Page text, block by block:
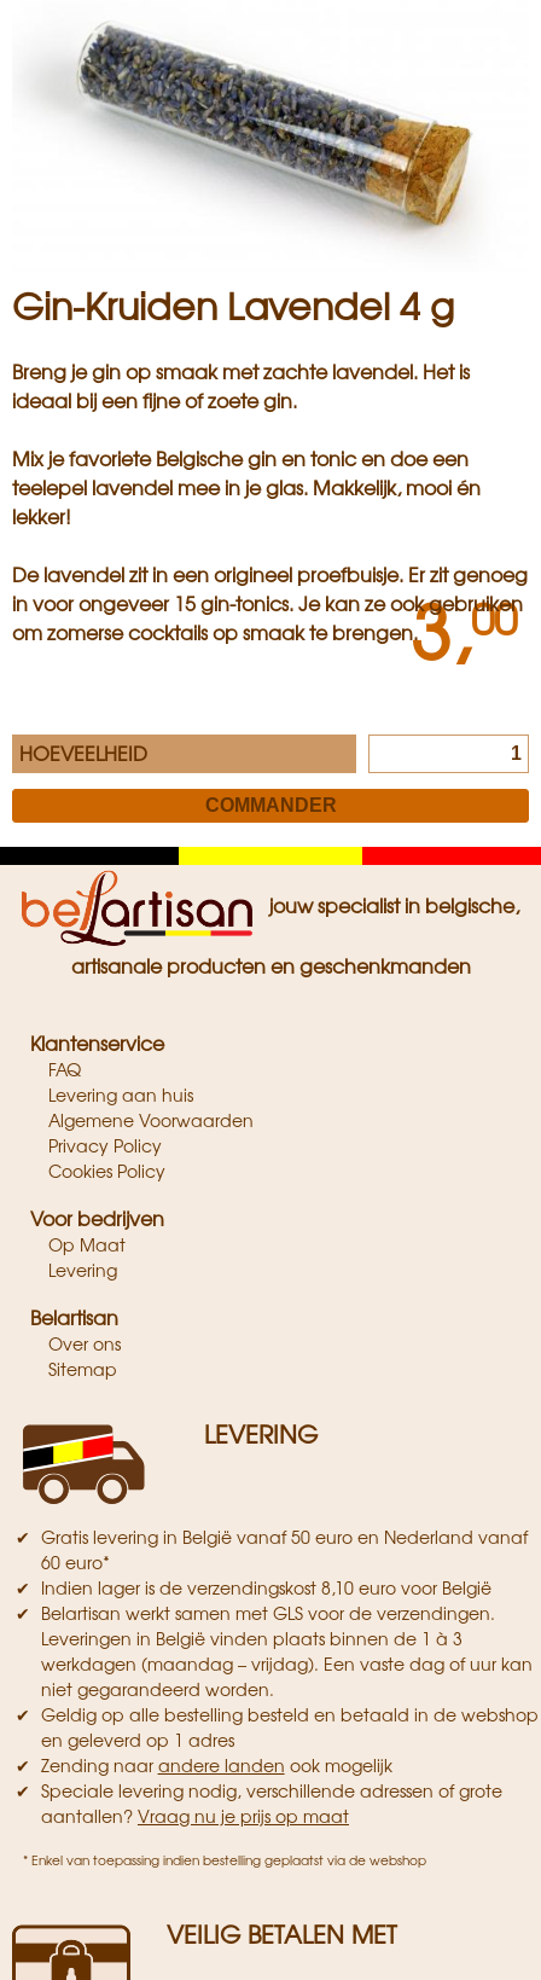
Gin-Kruiden Lavendel 4 g
Breng je gin op smaak met zachte lavendel. Het is
ideaal bij een fijne of zoete gin.
Mix je favoriete Belgische gin en tonic en doe een
teelepel lavendel mee in je glas. Makkelijk, mooi én
lekker!
De lavendel zit in een origineel proefbuisje. Er zit genoeg
in voor ongeveer 15 gin-tonics. Je kan ze ook gebruiken
om zomerse cocktails op smaak te brengen.
HOEVEELHEID
3,00
jouw specialist in belgische,
artisanale producten en geschenkmanden
Klantenservice
FAQ
Levering aan huis
Algemene Voorwaarden
Privacy Policy
Cookies Policy
Voor bedrijven
Op Maat
Levering
Belartisan
Over ons
Sitemap
LEVERING
Gratis levering in België vanaf 50 euro en Nederland vanaf
60 euro*
Indien lager is de verzendingskost 8,10 euro voor België
Belartisan werkt samen met GLS voor de verzendingen.
Leveringen in België vinden plaats binnen de 1 à 3
werkdagen (maandag – vrijdag). Een vaste dag of uur kan
niet gegarandeerd worden.
Geldig op alle bestelling besteld en betaald in de webshop
en geleverd op 1 adres
Zending naar andere landen ook mogelijk
Speciale levering nodig, verschillende adressen of grote
aantallen? Vraag nu je prijs op maat
* Enkel van toepassing indien bestelling geplaatst via de webshop
VEILIG BETALEN MET